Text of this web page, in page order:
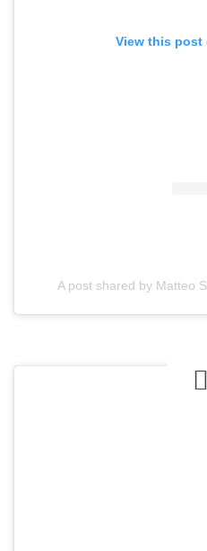
View this post
A post shared by Matteo